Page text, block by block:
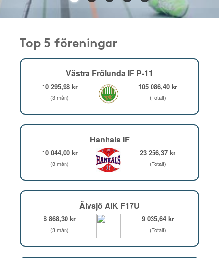
Top 5 föreningar
Västra Frölunda IF P-11
10 295,98 kr
(3 mån)
105 086,40 kr
(Totalt)
Hanhals IF
10 044,00 kr
(3 mån)
23 256,37 kr
(Totalt)
Älvsjö AIK F17U
8 868,30 kr
(3 mån)
9 035,64 kr
(Totalt)